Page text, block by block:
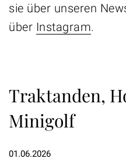
sie über unseren
über Instagram.
Traktanden,
Minigolf
01.06.2026